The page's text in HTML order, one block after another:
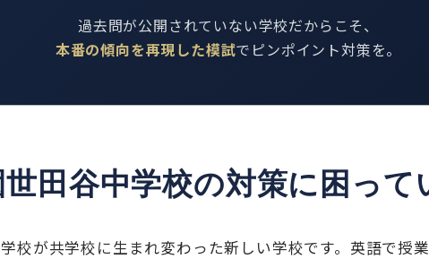
過去問が公開されていない学校だからこそ、
本番の傾向を再現した模試でピンポイント対策を。
田谷中学校の対策に困って
校が共学校に生まれ変わった新しい学校です。英語で授